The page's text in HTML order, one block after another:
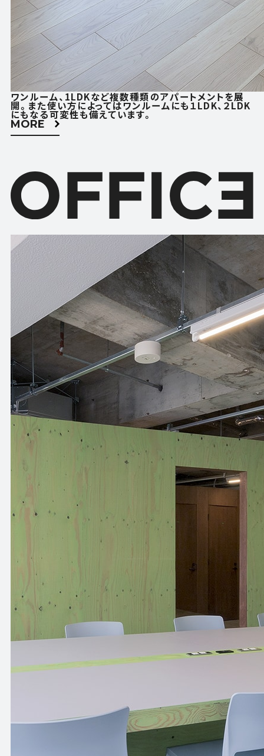
BLOG
ブログ
ACCESS
アクセス
FOLLOW US
RENTAL SPACE
レンタルスペース
CONTACT
お問い合わせ
ワンルーム、1LDKなど複数種類のアパートメントを展
開。また使い方によってはワンルームにも１LDK、２LDK
にもなる可変性も備えています。
MORE